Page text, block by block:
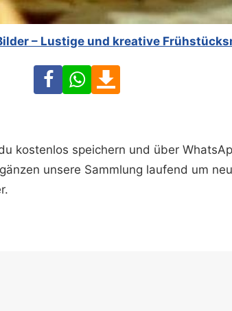
– Lustige und kreative
FacebookWhatsApp
kostenlos speichern und über
unsere Sammlung laufend um